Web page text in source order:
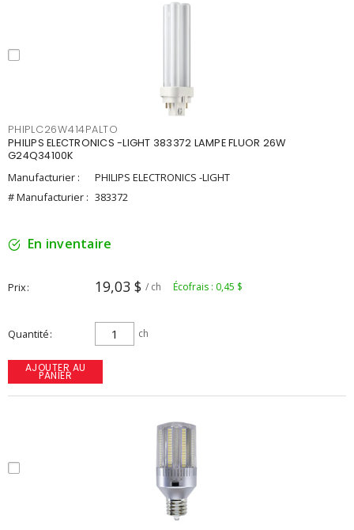
PHIPLC26W414PALTO
PHILIPS ELECTRONICS -LIGHT 383372 LAMPE FLUOR 26W
G24Q34100K
Manufacturier :
PHILIPS ELECTRONICS -LIGHT
# Manufacturier : 383372
En inventaire
Prix 19,03 $ / ch Écofrais : 0,45 $
Quantité ch
AJOUTER AU
PANIER